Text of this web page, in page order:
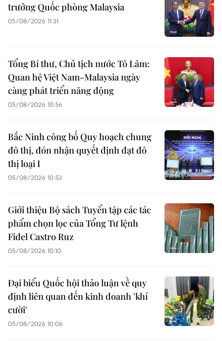
trưởng Quốc phòng Malaysia
05/08/2026 11:31
Tổng Bí thư, Chủ tịch nước Tô Lâm:
Quan hệ Việt Nam-Malaysia ngày
càng phát triển năng động
05/08/2026 10:56
Bắc Ninh công bố Quy hoạch chung
đô thị, đón nhận quyết định đạt đô
thị loại I
05/08/2026 10:53
Giới thiệu Bộ sách Tuyển tập các tác
phẩm chọn lọc của Tổng Tư lệnh
Fidel Castro Ruz
05/08/2026 10:10
Đại biểu Quốc hội thảo luận về quy
định liên quan đến kinh doanh 'khí
cười'
05/08/2026 10:06